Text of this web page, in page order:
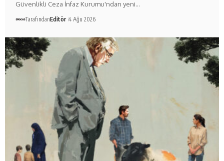
Güvenlikli Ceza İnfaz Kurumu'ndan yeni…
TarafındanEditör 4 Ağu 2026